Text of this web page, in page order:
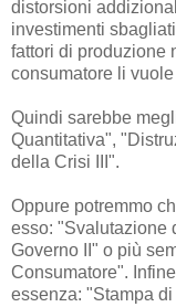
distorsioni
investimenti
fattori di produzione
consumatore li
Quindi sarebbe
Quantitativa",
della Crisi III".
Oppure potremmo
esso: "Svalutazione
Governo II" o più
Consumatore".
essenza: "Stampa